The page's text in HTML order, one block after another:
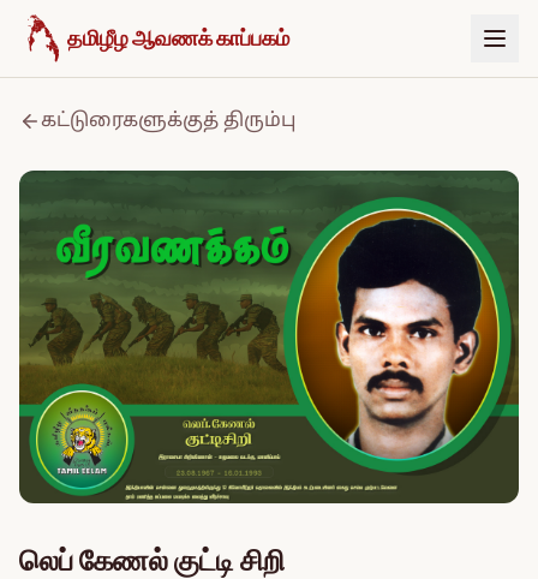
உள்ளடக்கத்திற்குச் செல்க
தமிழீழ ஆவணக் காப்பகம்
கட்டுரைகளுக்குத் திரும்பு
லெப் கேணல் குட்டி சிறி